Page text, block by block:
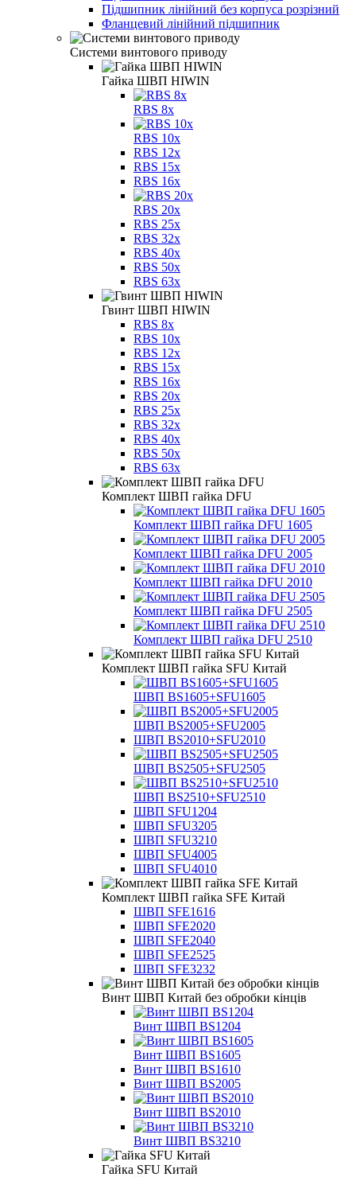
Підшипник лінійний без корпуса розрізний
Фланцевий лінійний підшипник
Системи винтового приводу
Гайка ШВП HIWIN
RBS 8x
RBS 10x
RBS 12x
RBS 15x
RBS 16x
RBS 20x
RBS 25x
RBS 32x
RBS 40x
RBS 50x
RBS 63x
Гвинт ШВП HIWIN
RBS 8x
RBS 10x
RBS 12x
RBS 15x
RBS 16x
RBS 20x
RBS 25x
RBS 32x
RBS 40x
RBS 50x
RBS 63x
Комплект ШВП гайка DFU
Комплект ШВП гайка DFU 1605
Комплект ШВП гайка DFU 2005
Комплект ШВП гайка DFU 2010
Комплект ШВП гайка DFU 2505
Комплект ШВП гайка DFU 2510
Комплект ШВП гайка SFU Китай
ШВП BS1605+SFU1605
ШВП BS2005+SFU2005
ШВП BS2010+SFU2010
ШВП BS2505+SFU2505
ШВП BS2510+SFU2510
ШВП SFU1204
ШВП SFU3205
ШВП SFU3210
ШВП SFU4005
ШВП SFU4010
Комплект ШВП гайка SFE Китай
ШВП SFE1616
ШВП SFE2020
ШВП SFE2040
ШВП SFE2525
ШВП SFE3232
Винт ШВП Китай без обробки кінців
Винт ШВП BS1204
Винт ШВП BS1605
Винт ШВП BS1610
Винт ШВП BS2005
Винт ШВП BS2010
Винт ШВП BS3210
Гайка SFU Китай